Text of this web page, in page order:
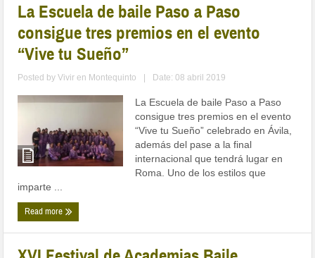
La Escuela de baile Paso a Paso
consigue tres premios en el evento
“Vive tu Sueño”
Posted byVivir en Montequinto Date: 08 abril 2019
La Escuela de baile Paso a Paso
consigue tres premios en el evento
“Vive tu Sueño” celebrado en Ávila,
además del pase a la final
internacional que tendrá lugar en
Roma. Uno de los estilos que
imparte ...
Read more